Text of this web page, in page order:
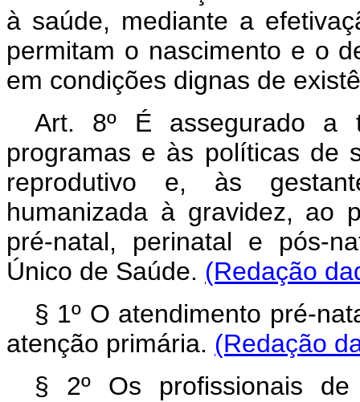
à saúde, mediante a
permitam o nascimento e o
em condições dignas de
Art. 8º É assegurado a
programas e às políticas de
reprodutivo e, às
humanizada à gravidez, ao
pré-natal, perinatal e pós-
Único de Saúde. (Redação
§ 1º O atendimento pré-
atenção primária. (Redação
§ 2º Os profissionais